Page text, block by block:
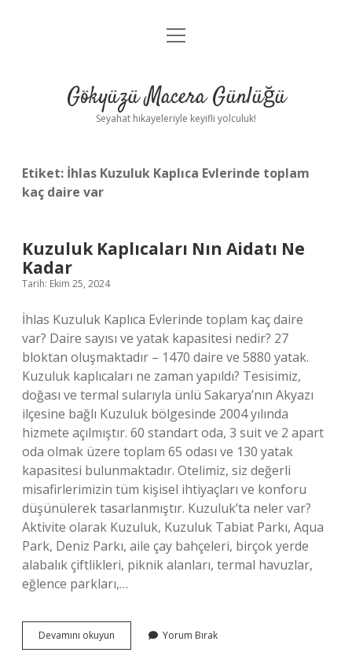
Anasayfa
Yasal Uyarı
menüyü
Gökyüzü Macera Günlüğü
Seyahat hikayeleriyle keyifli yolculuk!
Etiket: İhlas Kuzuluk Kaplıca Evlerinde toplam
kaç daire var
Kuzuluk Kaplıcaları Nın Aidatı Ne
Kadar
Tarih: Ekim 25, 2024
İhlas Kuzuluk Kaplıca Evlerinde toplam kaç daire
var? Daire sayısı ve yatak kapasitesi nedir? 27
bloktan oluşmaktadır – 1470 daire ve 5880 yatak.
Kuzuluk kaplıcaları ne zaman yapıldı? Tesisimiz,
doğası ve termal sularıyla ünlü Sakarya’nın Akyazı
ilçesine bağlı Kuzuluk bölgesinde 2004 yılında
hizmete açılmıştır. 60 standart oda, 3 suit ve 2 apart
oda olmak üzere toplam 65 odası ve 130 yatak
kapasitesi bulunmaktadır. Otelimiz, siz değerli
misafirlerimizin tüm kişisel ihtiyaçları ve konforu
düşünülerek tasarlanmıştır. Kuzuluk’ta neler var?
Aktivite olarak Kuzuluk, Kuzuluk Tabiat Parkı, Aqua
Park, Deniz Parkı, aile çay bahçeleri, birçok yerde
alabalık çiftlikleri, piknik alanları, termal havuzlar,
eğlence parkları,…
Devamını okuyun
Kaplıcaları
Yorum Bırak